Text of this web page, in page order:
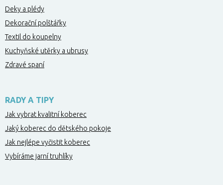
Deky a plédy
Dekorační polštářky
Textil do koupelny
Kuchyňské utěrky a ubrusy
Zdravé spaní
RADY A TIPY
Jak vybrat kvalitní koberec
Jaký koberec do dětského pokoje
Jak nejlépe vyčistit koberec
Vybíráme jarní truhlíky